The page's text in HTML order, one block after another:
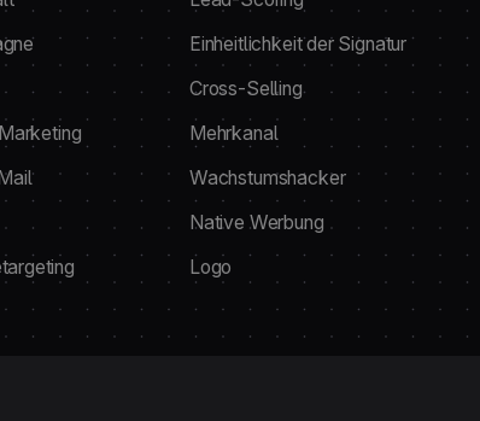
Einheitlichkeit der Signatur
Cross-Selling
Mehrkanal
Wachstumshacker
Native Werbung
Logo